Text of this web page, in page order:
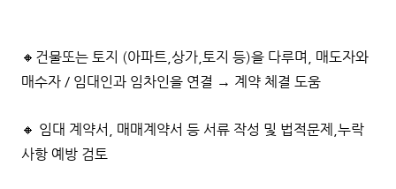
🔸건물또는 토지 (아파트,상가,토지 등)을 다루며, 매도자와
매수자 / 임대인과 임차인을 연결 → 계약 체결 도움
🔸 임대 계약서, 매매계약서 등 서류 작성 및 법적문제,누락
사항 예방 검토